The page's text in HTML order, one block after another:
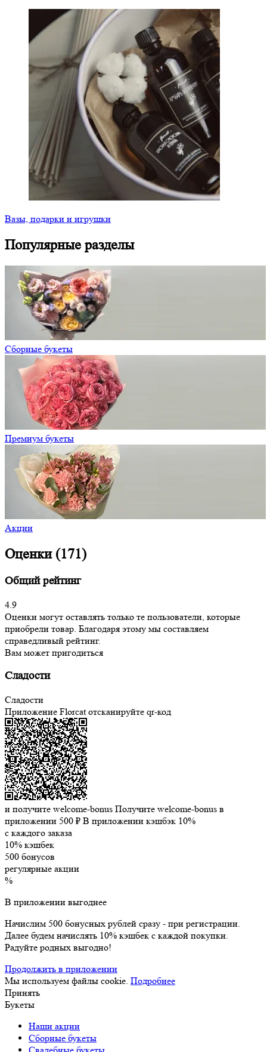
Вазы, подарки и игрушки
Популярные разделы
Сборные букеты
Премиум букеты
Акции
Оценки (171)
Общий рейтинг
4.9
Оценки могут оставлять только те пользователи, которые
приобрели товар. Благодаря этому мы составляем
справедливый рейтинг.
Вам может пригодиться
Сладости
Сладости
Приложение Florcat отсканируйте qr-код
и получите welcome-bonus Получите welcome-bonus в
приложении 500 ₽ В приложении кэшбэк 10%
с каждого заказа
10% кэшбек
500 бонусов
регулярные акции
%
В приложении выгоднее
Начислим 500 бонусных рублей сразу - при регистрации.
Далее будем начислять 10% кэшбек с каждой покупки.
Радуйте родных выгодно!
Продолжить в приложении
Мы используем файлы cookie. Подробнее
Принять
Букеты
Наши акции
Сборные букеты